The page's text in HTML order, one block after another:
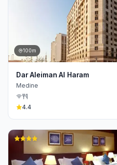
100m
Dar Aleiman Al Haram
Medine
4.4